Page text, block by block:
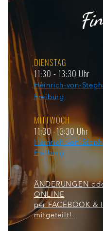
DIENSTAG
11:30 - 13:30 Uhr
Heinrich-von-
Freiburg
MITTWOCH
11:30 -13:30 Uhr
Heinrich-von-
Freiburg
ÄNDERUNGEN
ONLINE
per FACEBOOK &
mitgeteilt!